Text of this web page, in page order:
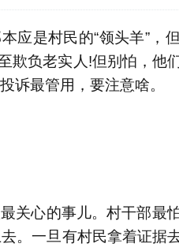
应是村民的“领头羊”，
欺负老实人!但别怕，他
诉最管用，要注意啥。
心的事儿。村干部最
。一旦有村民拿着证据